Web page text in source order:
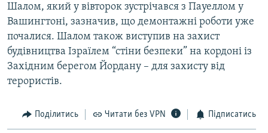
УКР
КТАТ
ДОЛУЧАЙСЯ!
Шалом, який у вівторок зустрічався з Пауеллом у
Вашингтоні, зазначив, що демонтажні роботи уже
почалися. Шалом також виступив на захист
будівництва Ізраїлем “стіни безпеки” на кордоні із
Західним берегом Йордану – для захисту від
терористів.
Поділитись Читати без VPN Підписатись